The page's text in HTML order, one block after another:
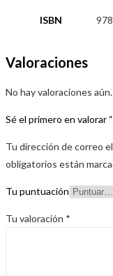
ISBN
Valoraciones
No hay valoraciones aún.
Sé el primero en valorar
Tu dirección de correo
obligatorios están
Tu puntuación
Tu valoración *